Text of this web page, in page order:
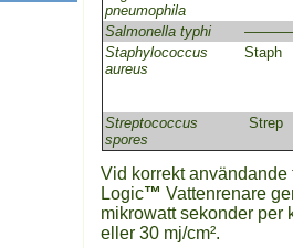
pneumophila
Salmonella typhi
Staphylococcus
aureus
Staph
Streptococcus
spores
Strep
Vid korrekt användande
Logic™ Vattenrenare
mikrowatt sekonder per
eller 30 mj/cm².